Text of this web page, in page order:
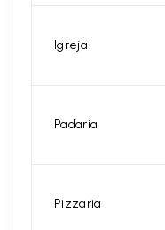
Igreja
Padaria
Pizzaria